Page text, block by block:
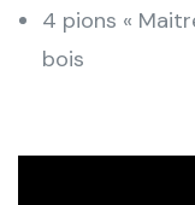
4 pions «
bois